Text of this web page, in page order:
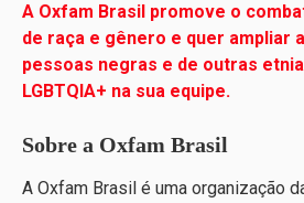
A Oxfam Brasil promove o
de raça e gênero e quer ampliar
pessoas negras e de outras
LGBTQIA+ na sua equipe.
Sobre a Oxfam Brasil
A Oxfam Brasil é uma organização